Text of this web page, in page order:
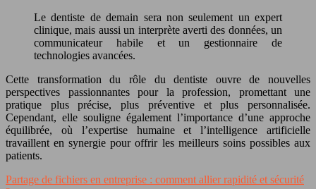
Le dentiste de demain sera non seulement un expert
clinique, mais aussi un interprète averti des données, un
communicateur habile et un gestionnaire de
technologies avancées.
Cette transformation du rôle du dentiste ouvre de nouvelles
perspectives passionnantes pour la profession, promettant une
pratique plus précise, plus préventive et plus personnalisée.
Cependant, elle souligne également l’importance d’une approche
équilibrée, où l’expertise humaine et l’intelligence artificielle
travaillent en synergie pour offrir les meilleurs soins possibles aux
patients.
Partage de fichiers en entreprise : comment allier rapidité et sécurité